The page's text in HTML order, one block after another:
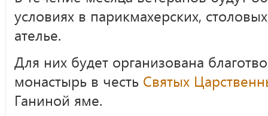
условиях в парикмахерских,
ателье.
Для них будет организована
монастырь в честь Святых
Ганиной яме.